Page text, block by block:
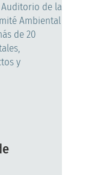
de la
Ambiental
de 20
y